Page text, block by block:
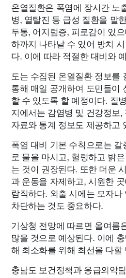
온열질환은 폭염에 장시간 노
병, 열탈진 등 급성 질환을 말
두통, 어지럼증, 피로감이 있
하까지 나타날 수 있어 방치
다. 이에 따라 적절한 대비와
도는 수집된 온열질환 정보를
통해 매일 공개하여 도민들이
할 수 있도록 할 예정이다. 질
지에서는 감염병 및 건강정보
자료와 통계 정보도 제공하고
폭염 대비 기본 수칙으로는
로 물을 마시고, 헐렁하고 밝
는 것이 권장된다. 또한 더운
과 운동을 자제하고, 시원한
람직하다. 외출 시에는 모자
차단하는 것도 중요하다.
기상청 전망에 따르면 올여름
많을 것으로 예상된다. 이에
해 최소화를 위해 최선을 다할
충남도 보건정책과 응급의약